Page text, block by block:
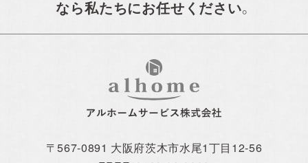
なら私たちにお任せください。
〒567-0891 大阪府茨木市水尾1丁目12-56